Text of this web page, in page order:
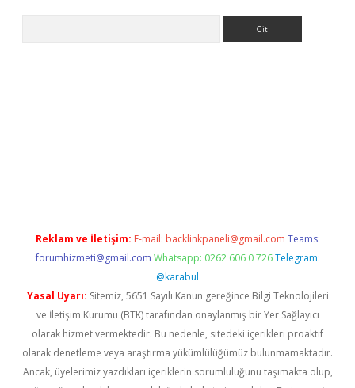
Reklam ve İletişim: E-mail: backlinkpaneli@gmail.com Teams:
forumhizmeti@gmail.com Whatsapp: 0262 606 0 726 Telegram:
@karabul
Yasal Uyarı: Sitemiz, 5651 Sayılı Kanun gereğince Bilgi Teknolojileri
ve İletişim Kurumu (BTK) tarafından onaylanmış bir Yer Sağlayıcı
olarak hizmet vermektedir. Bu nedenle, sitedeki içerikleri proaktif
olarak denetleme veya araştırma yükümlülüğümüz bulunmamaktadır.
Ancak, üyelerimiz yazdıkları içeriklerin sorumluluğunu taşımakta olup,